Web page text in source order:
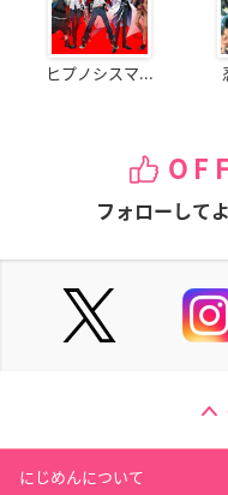
ヒプノシスマ...
フォローして
にじめんについて